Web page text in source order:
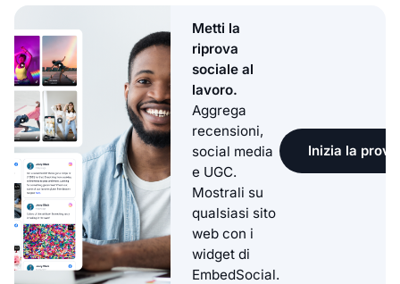
Metti la
riprova
sociale al
lavoro.
Aggrega
recensioni,
social media
e UGC.
Mostrali su
qualsiasi sito
web con i
widget di
EmbedSocial.
Inizia la